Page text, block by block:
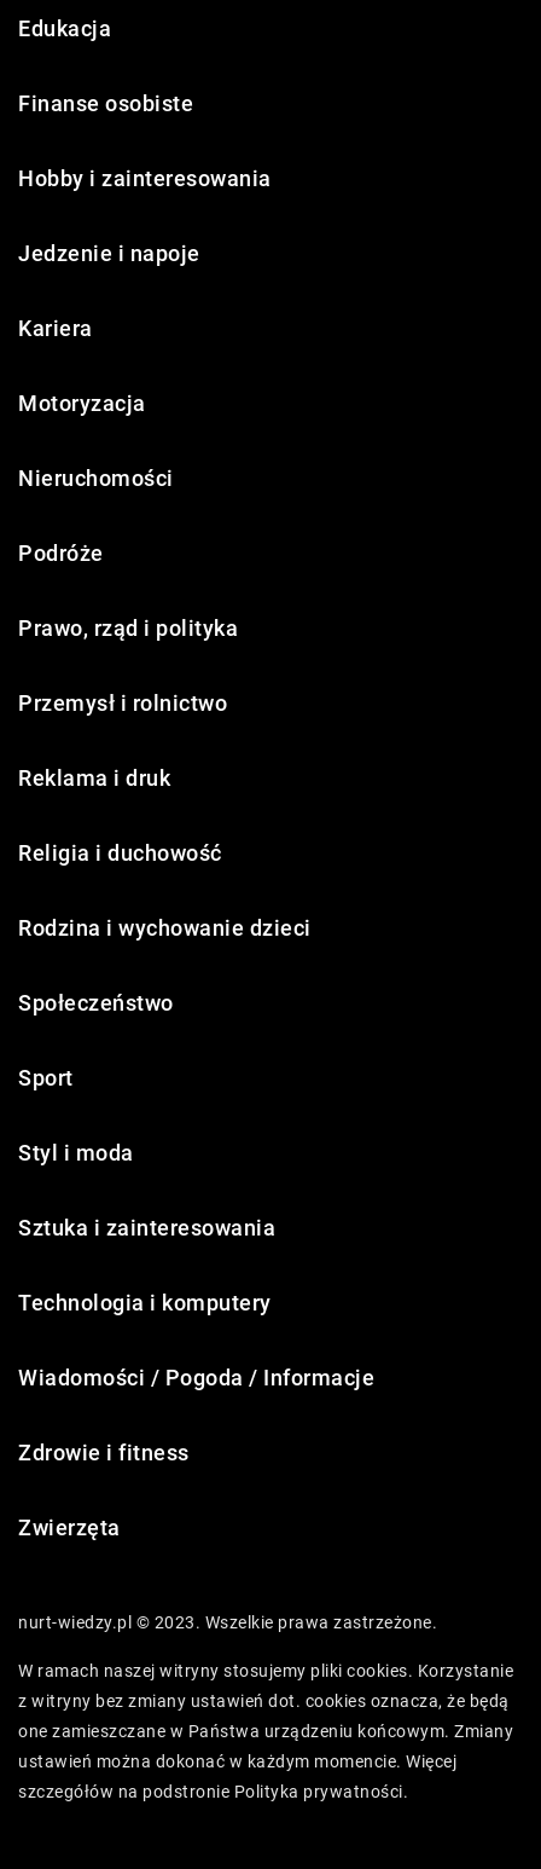
Edukacja
Finanse osobiste
Hobby i zainteresowania
Jedzenie i napoje
Kariera
Motoryzacja
Nieruchomości
Podróże
Prawo, rząd i polityka
Przemysł i rolnictwo
Reklama i druk
Religia i duchowość
Rodzina i wychowanie dzieci
Społeczeństwo
Sport
Styl i moda
Sztuka i zainteresowania
Technologia i komputery
Wiadomości / Pogoda / Informacje
Zdrowie i fitness
Zwierzęta
nurt-wiedzy.pl © 2023. Wszelkie prawa zastrzeżone.
W ramach naszej witryny stosujemy pliki cookies. Korzystanie
z witryny bez zmiany ustawień dot. cookies oznacza, że będą
one zamieszczane w Państwa urządzeniu końcowym. Zmiany
ustawień można dokonać w każdym momencie. Więcej
szczegółów na podstronie Polityka prywatności.